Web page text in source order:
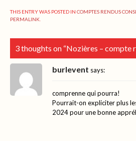
THIS ENTRY WAS POSTED IN COMPTES RENDUS
PERMALINK
3 thoughts on “Nozières – compte
burlevent says:
comprenne qui pourra!
Pourrait-on expliciter plus
2024 pour une bonne